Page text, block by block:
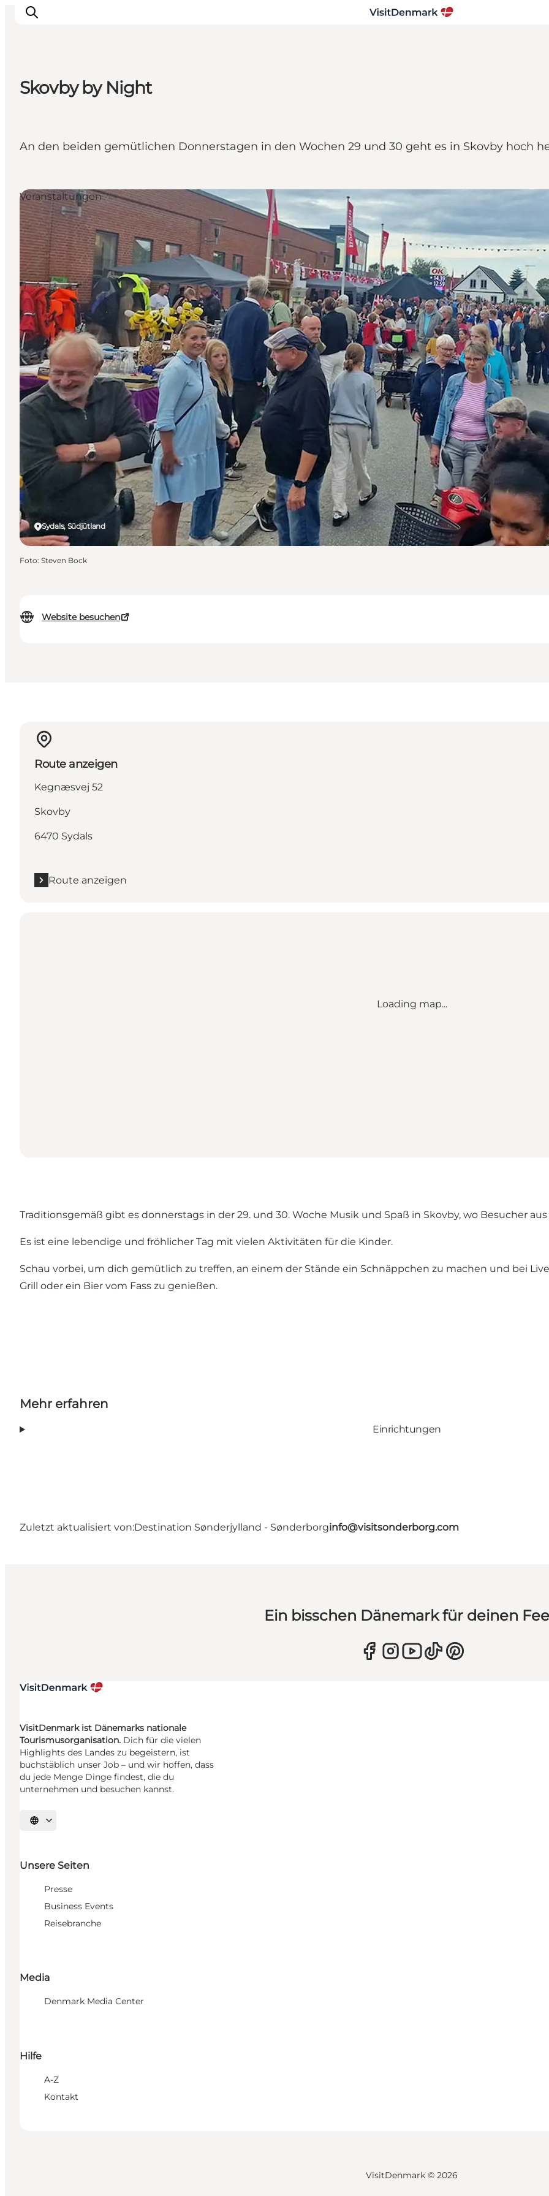
Erlebnisse
Skovby by Night
An den beiden gemütlichen Donnerstagen in den Wochen 29 und 30 geht es in Skovby hoch
Website besuchen
Sydals, Südjütland
Veranstaltungen
Foto: Steven Bock
Route anzeigen
Kegnæsvej 52
Skovby
6470 Sydals
Route anzeigen
Loading map...
Traditionsgemäß gibt es donnerstags in der 29. und 30. Woche Musik und Spaß in Skovby, wo Besucher
Es ist eine lebendige und fröhlicher Tag mit vielen Aktivitäten für die Kinder.
Schau vorbei, um dich gemütlich zu treffen, an einem der Stände ein Schnäppchen zu machen und bei
Grill oder ein Bier vom Fass zu genießen.
Mehr erfahren
Einrichtungen
Zuletzt aktualisiert von:Destination Sønderjylland - Sønderborginfo@visitsonderborg.com
Ein bisschen Dänemark für deinen
VisitDenmark ist Dänemarks nationale
Tourismusorganisation. Dich für die vielen
Highlights des Landes zu begeistern, ist
buchstäblich unser Job – und wir hoffen, dass
du jede Menge Dinge findest, die du
unternehmen und besuchen kannst.
Sprache auswählen
Unsere Seiten
Presse
Business Events
Reisebranche
Media
Denmark Media Center
Hilfe
A-Z
Kontakt
VisitDenmark © 2026